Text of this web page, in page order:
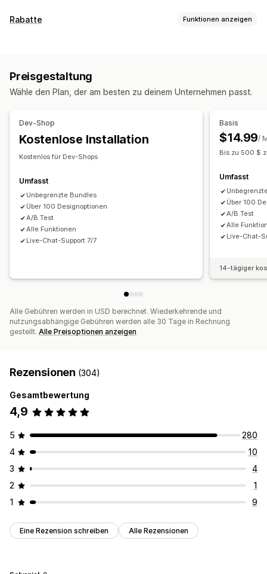
Bundle-Typen
Digitale Produkte Physische Produkte
Individuelle Bundles
Die Preise kannst du festlegen
Feste Preisgestaltung
Preisstaffelung
BOGO Individuelle Preise
Rabatte Funktionen anzeigen
Preisstaffelung Mengenrabatte
Pauschalrabatte Prozentuale Rabatte
Massenrabatte
Prämien Produkt-Bundles
Cross-Selling-Rabatte Individuelle Rabatte
Editor-Tool
Währungsumrechnung
Analysen
A/B-Tests
Preisgestaltung
Wähle den Plan, der am besten zu deinem Unternehmen passt.
Dev-Shop
Kostenlose Installation
Kostenlos für Dev-Shops
Umfasst
Unbegrenzte Bundles
Über 100 Designoptionen
A/B Test
Alle Funktionen
Live-Chat-Support 7/7
Basis
$14.99/
Bis zu 500 $
Umfasst
Über 100
A/B Test
Alle
Live-Chat-
14-tägiger
Alle Gebühren werden in USD berechnet. Wiederkehrende und
nutzungsabhängige Gebühren werden alle 30 Tage in Rechnung
gestellt. Alle Preisoptionen anzeigen
Rezensionen (304)
Gesamtbewertung
4,9
5
280
4
10
3
4
2
1
1
9
Eine Rezension schreiben Alle Rezensionen